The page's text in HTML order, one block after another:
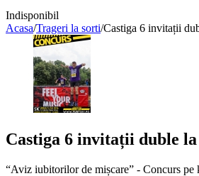
Indisponibil
Acasa/Trageri la sorti/Castiga 6 invitații
Castiga 6 invitații duble
“Aviz iubitorilor de mișcare” - Concurs pe